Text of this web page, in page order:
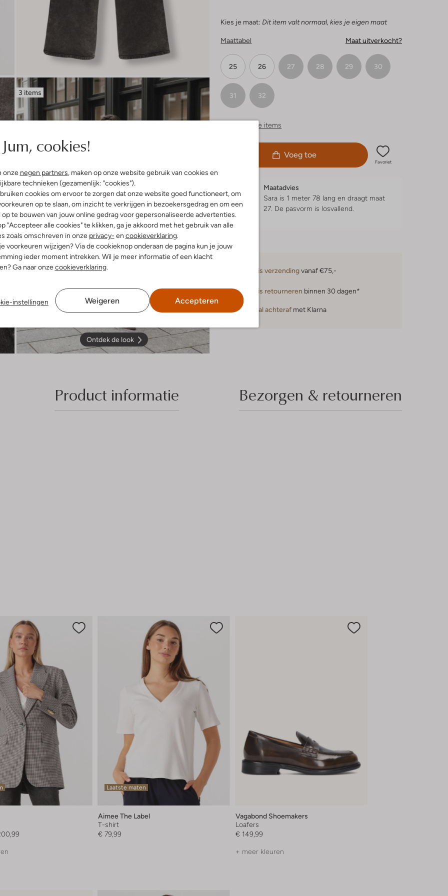
Jum, cookies!
onze negen partners, maken op onze website gebruik van cookies en
technieken (gezamenlijk: "cookies").
cookies om ervoor te zorgen dat onze website goed functioneert, om
op te slaan, om inzicht te verkrijgen in bezoekersgedrag en om een
op te bouwen van jouw online gedrag voor gepersonaliseerde advertenties.
"Accepteer alle cookies" te klikken, ga je akkoord met het gebruik van alle
zoals omschreven in onze privacy- en cookieverklaring.
voorkeuren wijzigen? Via de cookieknop onderaan de pagina kun je jouw
ieder moment intrekken. Wil je meer informatie of een klacht
Ga naar onzecookieverklaring.
instellingen Weigeren Accepteren
3 items
Ontdek de look
Kies je maat: Dit item valt normaal, kies je eigen maat
Maattabel Maat uitverkocht?
25 26 27 28 29 30
31 32
Vergelijkbare items
Voeg toe
Favoriet
Maatadvies
Sara is 1 meter 78 lang en draagt maat
27. De pasvorm is losvallend.
Gratis verzendingvanaf €75,-
Gratis retourneren binnen 30 dagen*
Betaal achteraf met Klarna
Product informatie Bezorgen & retourneren
Laatste maten
Aimee The Label
T-shirt
€ 79,99
Vagabond Shoemakers
Loafers
€ 149,99
+ meer kleuren